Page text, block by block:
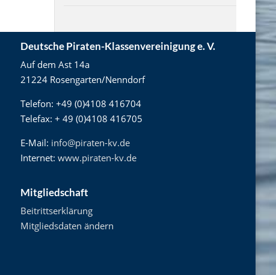
Deutsche Piraten-Klassenvereinigung e. V.
Auf dem Ast 14a
21224 Rosengarten/Nenndorf
Telefon: +49 (0)4108 416704
Telefax: + 49 (0)4108 416705
E-Mail: info@piraten-kv.de
Internet: www.piraten-kv.de
Mitgliedschaft
Beitrittserklärung
Mitgliedsdaten ändern